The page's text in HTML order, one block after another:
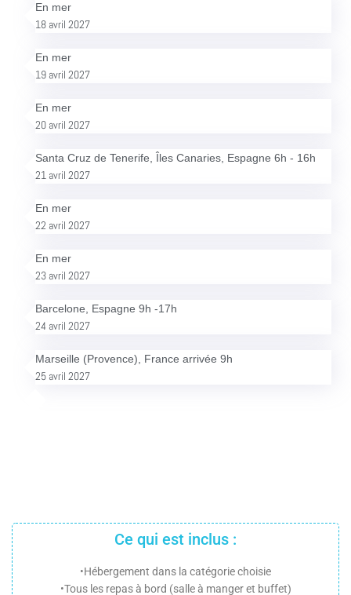
En mer
18 avril 2027
En mer
19 avril 2027
En mer
20 avril 2027
Santa Cruz de Tenerife, Îles Canaries, Espagne 6h - 16h
21 avril 2027
En mer
22 avril 2027
En mer
23 avril 2027
Barcelone, Espagne 9h -17h
24 avril 2027
Marseille (Provence), France arrivée 9h
25 avril 2027
Ce qui est inclus :
•Hébergement dans la catégorie choisie
•Tous les repas à bord (salle à manger et buffet)